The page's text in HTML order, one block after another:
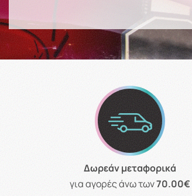
Δωρεάν μεταφορικά
για αγορές άνω των70.00€